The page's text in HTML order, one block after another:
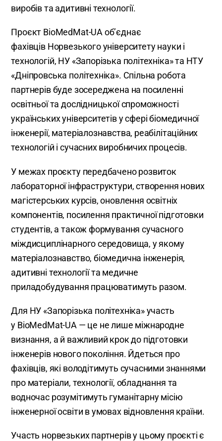
виробів та адитивні технології.
Проєкт BioMedMat-UA об’єднає
фахівців Норвезького університету науки і
технологій, НУ «Запорізька політехніка» та НТУ
«Дніпровська політехніка». Спільна робота
партнерів буде зосереджена на посиленні
освітньої та дослідницької спроможності
українських університетів у сфері біомедичної
інженерії, матеріалознавства, реабілітаційних
технологій і сучасних виробничих процесів.
У межах проєкту передбачено розвиток
лабораторної інфраструктури, створення нових
магістерських курсів, оновлення освітніх
компонентів, посилення практичної підготовки
студентів, а також формування сучасного
міждисциплінарного середовища, у якому
матеріалознавство, біомедична інженерія,
адитивні технології та медичне
приладобудування працюватимуть разом.
Для НУ «Запорізька політехніка» участь
у BioMedMat-UA — це не лише міжнародне
визнання, а й важливий крок до підготовки
інженерів нового покоління. Йдеться про
фахівців, які володітимуть сучасними знаннями
про матеріали, технології, обладнання та
водночас розумітимуть гуманітарну місію
інженерної освіти в умовах відновлення країни.
Участь норвезьких партнерів у цьому проєкті є